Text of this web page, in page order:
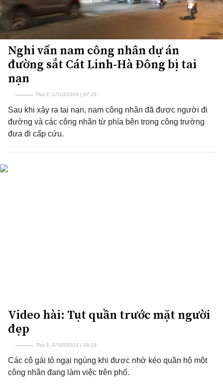
Nghi vấn nam công nhân dự án
đường sắt Cát Linh-Hà Đông bị tai
nạn
Thứ 2, 17/10/2016 | 07:19
Sau khi xảy ra tai nạn, nam công nhân đã được người đi
đường và các công nhân từ phía bên trong công trường
đưa đi cấp cứu.
Video hài: Tụt quần trước mặt người
đẹp
Thứ 3, 07/05/2013 | 09:19
Các cô gái tỏ ngại ngùng khi được nhờ kéo quần hộ một
công nhân đang làm việc trên phố.